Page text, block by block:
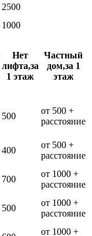
2500
1000
Нет
лифта,за
1 этаж
Частный
дом,за 1
этаж
500
от 500 +
расстояние
400
от 500 +
расстояние
700
от 1000 +
расстояние
500
от 1000 +
расстояние
от 1000 +